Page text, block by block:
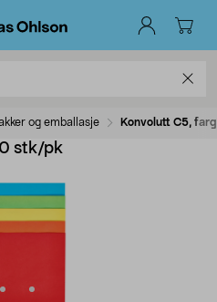
og emballasje Konvolutt C5,
stk/pk